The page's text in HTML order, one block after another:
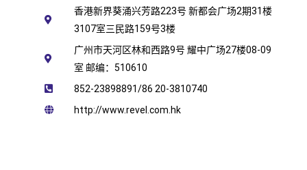
香港新界葵涌兴芳路223号 新都会广场2期31楼
3107室三民路159号3楼
广州市天河区林和西路9号 耀中广场27楼08-09
室 邮编：510610
852-23898891/86 20-3810740
http://www.revel.com.hk